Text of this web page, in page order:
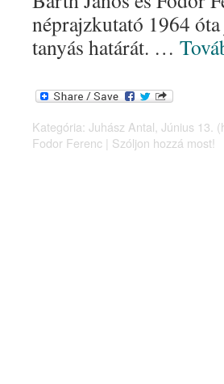
néprajzkutató 1964
tanyás határát. …
Kategória: Juhász Antal, Június 13.
Fodor Ferenc | Szóljon hozzá most!